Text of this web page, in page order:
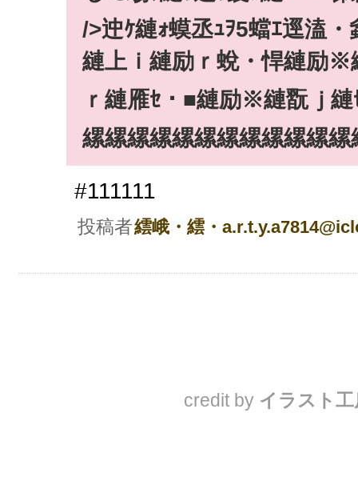
/>迚ｹ縺ｫ蟆丞ｭｦ5蟷ｴ逕溘
縺上ｉ縺励ｒ蛻・悍縺励※
ｒ縺雁ｾ・■縺励※縺翫ｊ縺ｾ縺
縲縲縲縲縲縲縲縲縲縲縲縲
#111111
投稿者繧峨・繧・
credit by イラスト工